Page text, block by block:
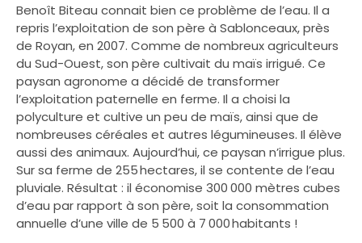
Benoît Biteau connait bien ce problème de l’eau. Il a
repris l’exploitation de son père à Sablonceaux, près
de Royan, en 2007. Comme de nombreux agriculteurs
du Sud-Ouest, son père cultivait du maïs irrigué. Ce
paysan agronome a décidé de transformer
l’exploitation paternelle en ferme. Il a choisi la
polyculture et cultive un peu de maïs, ainsi que de
nombreuses céréales et autres légumineuses. Il élève
aussi des animaux. Aujourd’hui, ce paysan n’irrigue plus.
Sur sa ferme de 255 hectares, il se contente de l’eau
pluviale. Résultat : il économise 300 000 mètres cubes
d’eau par rapport à son père, soit la consommation
annuelle d’une ville de 5 500 à 7 000 habitants !